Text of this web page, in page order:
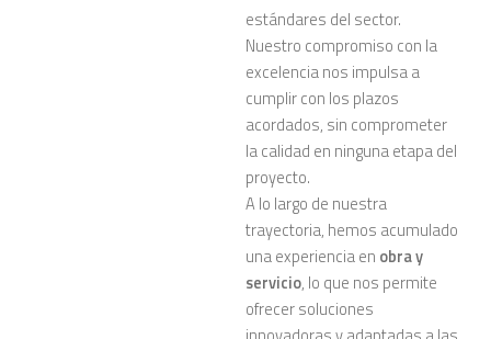
estándares del sector.
Nuestro compromiso con la
excelencia nos impulsa a
cumplir con los plazos
acordados, sin comprometer
la calidad en ninguna etapa del
proyecto.
A lo largo de nuestra
trayectoria, hemos acumulado
una experiencia en obra y
servicio, lo que nos permite
ofrecer soluciones